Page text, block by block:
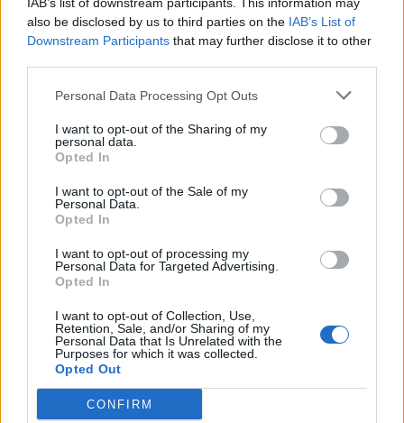
also be disclosed by us to third parties on the IAB’s List of
Downstream Participants that may further disclose it to other
Personal Data Processing Opt Outs
I want to opt-out of the Sharing of my
personal data.
Opted In
I want to opt-out of the Sale of my
Personal Data.
Opted In
I want to opt-out of processing my
Personal Data for Targeted Advertising.
Opted In
I want to opt-out of Collection, Use,
Retention, Sale, and/or Sharing of my
Personal Data that Is Unrelated with the
Purposes for which it was collected.
Opted Out
CONFIRM
17 Mattia Asara Castelsardo 3
Massimo Cosseddu Luogosanto